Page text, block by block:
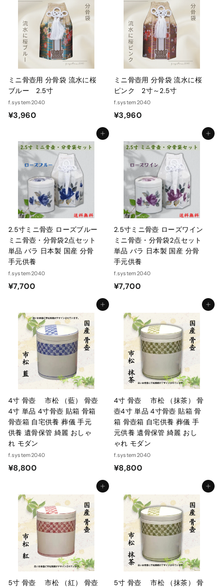
0
0
7
0
ミニ骨壺用 分骨袋 流水に桜
ブルー 2.5寸
f.system2040
¥3,960¥
,
9
6
0
ミニ骨壺用 分骨袋 流水に桜
ピンク 2寸～2.5寸
f.system2040
¥3,960¥
,
9
6
0
カートに入れる
2.5寸ミニ骨壺 ローズブルー
ミニ骨壺・分骨袋2点セット
単品 バラ 日本製 国産 分骨
手元供養
f.system2040
¥7,700¥
7
0
0
カートに入れる
2.5寸ミニ骨壺 ローズワイン
ミニ骨壺・分骨袋2点セット
単品 バラ 日本製 国産 分骨
手元供養
f.system2040
¥7,700¥
7
0
0
カートに入れる
4寸 骨壺 市松 （藍） 骨壺
4寸 単品 4寸骨壺 貼箱 骨箱
骨壺箱 自宅供養 葬儀 手元
供養 遺骨保管 綺麗 おしゃ
れ モダン
f.system2040
¥8,800¥
8
0
0
カートに入れる
4寸 骨壺 市松 （抹茶） 骨
壺4寸 単品 4寸骨壺 貼箱 骨
箱 骨壺箱 自宅供養 葬儀 手
元供養 遺骨保管 綺麗 おし
ゃれ モダン
f.system2040
¥8,800¥
8
0
0
カートに入れる
5寸 骨壺 市松 （紅） 骨壺
カートに入れる
5寸 骨壺 市松 （抹茶） 骨